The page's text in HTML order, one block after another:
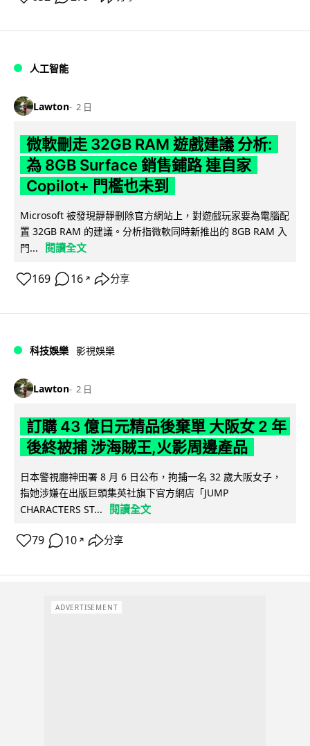
人工智能
Lawton 2 日
微軟刪走 32GB RAM 遊戲建議 分析:
為 8GB Surface 銷售鋪路 連自家
Copilot+ 門檻也未到
Microsoft 被發現靜靜刪除官方網站上，對遊戲玩家要為電腦配
置 32GB RAM 的建議。分析指微軟同時新推出的 8GB RAM 入
門...
閱讀全文
169 16 ↗ 分享
科技娛樂 影視娛樂
Lawton 2 日
訂購 43 億日元精品後棄單 大阪女 2 年
後終被捕 涉海賊王,火影周邊產品
日本警視廳神田署 8 月 6 日公布，拘捕一名 32 歲大阪女子，
指她涉嫌在出版巨頭集英社旗下官方網店「JUMP
CHARACTERS ST...
閱讀全文
79 10 ↗ 分享
ADVERTISEMENT